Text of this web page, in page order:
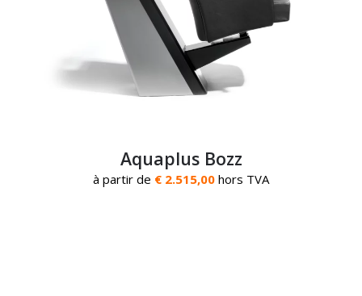
Aquaplus Bozz
à partir de € 2.515,00 hors TVA